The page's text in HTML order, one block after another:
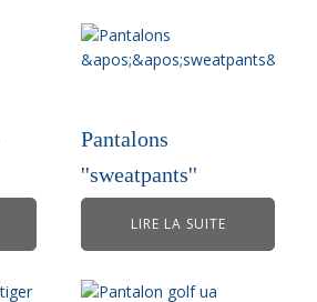
Pantalons
''sweatpants''
LIRE LA SUITE